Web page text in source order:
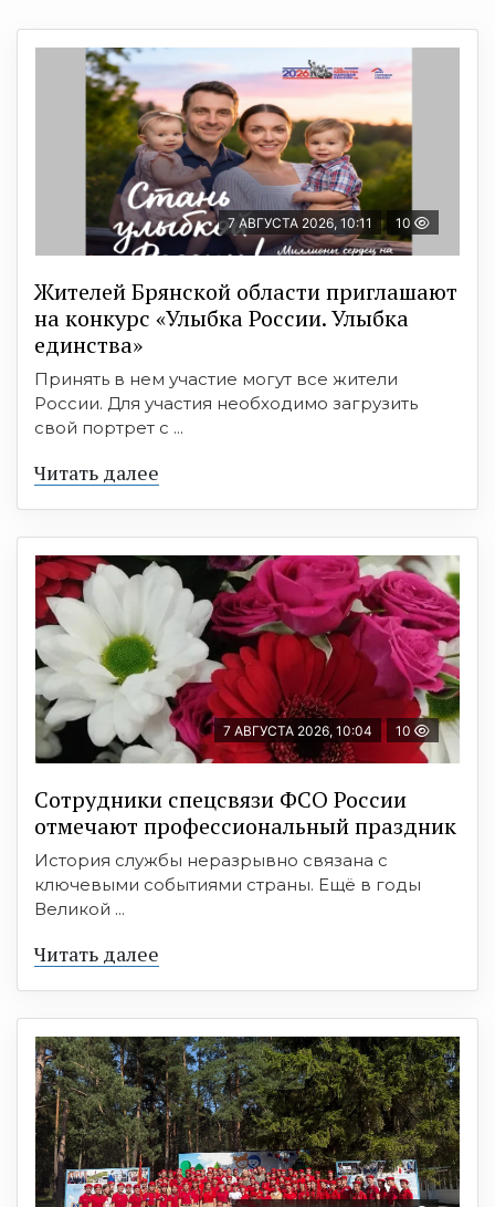
7 АВГУСТА 2026, 10:11 10
Жителей Брянской области приглашают
на конкурс «Улыбка России. Улыбка
единства»
Принять в нем участие могут все жители
России. Для участия необходимо загрузить
свой портрет с ...
Читать далее
7 АВГУСТА 2026, 10:04 10
Сотрудники спецсвязи ФСО России
отмечают профессиональный праздник
История службы неразрывно связана с
ключевыми событиями страны. Ещё в годы
Великой ...
Читать далее